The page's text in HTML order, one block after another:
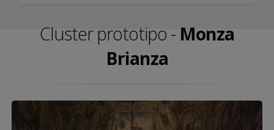
Cluster prototipo - Monza
Brianza